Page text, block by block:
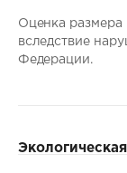
Оценка размера
вследствие
Федерации.